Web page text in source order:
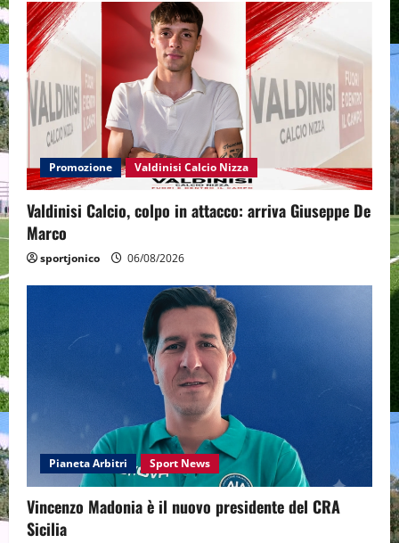
Promozione Valdinisi Calcio Nizza
Valdinisi Calcio, colpo in attacco: arriva Giuseppe De
Marco
sportjonico 06/08/2026
Pianeta Arbitri Sport News
Vincenzo Madonia è il nuovo presidente del CRA
Sicilia